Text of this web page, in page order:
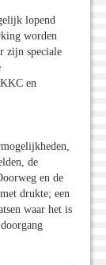
lopend
worden
zĳn speciale
en
de
en de
drukte; een
waar het is